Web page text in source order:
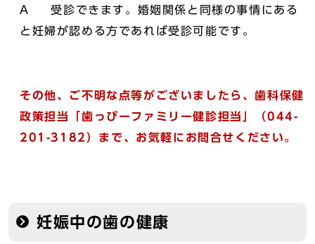
A 受診できます。婚姻関係と同様の事情にある
と妊婦が認める方であれば受診可能です。
その他、ご不明な点等がございましたら、歯科保健
政策担当「歯っぴーファミリー健診担当」（044-
201-3182）まで、お気軽にお問合せください。
妊娠中の歯の健康